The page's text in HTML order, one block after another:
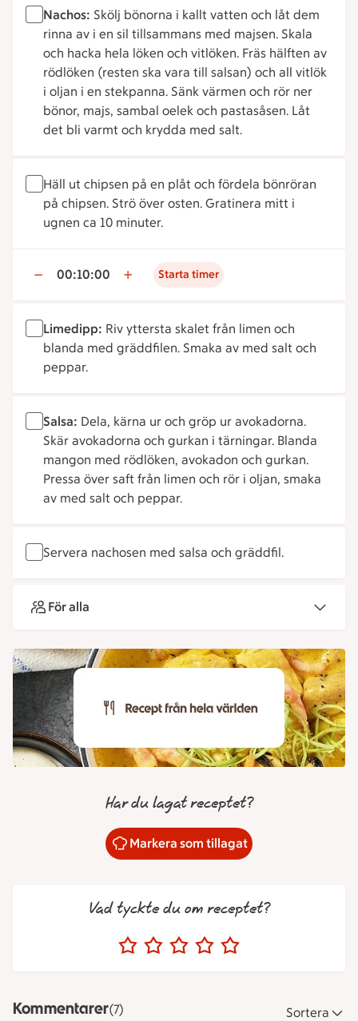
Nachos: Skölj bönorna i kallt vatten och låt dem
rinna av i en sil tillsammans med majsen. Skala
och hacka hela löken och vitlöken. Fräs hälften av
rödlöken (resten ska vara till salsan) och all vitlök
i oljan i en stekpanna. Sänk värmen och rör ner
bönor, majs, sambal oelek och pastasåsen. Låt
det bli varmt och krydda med salt.
Häll ut chipsen på en plåt och fördela bönröran
på chipsen. Strö över osten. Gratinera mitt i
ugnen ca 10 minuter.
00:10:00 Starta timer
Limedipp: Riv yttersta skalet från limen och
blanda med gräddfilen. Smaka av med salt och
peppar.
Salsa: Dela, kärna ur och gröp ur avokadorna.
Skär avokadorna och gurkan i tärningar. Blanda
mangon med rödlöken, avokadon och gurkan.
Pressa över saft från limen och rör i oljan, smaka
av med salt och peppar.
Servera nachosen med salsa och gräddfil.
För alla
Har du lagat receptet?
Markera som tillagat
Vad tyckte du om receptet?
Kommentarer(7) Sortera